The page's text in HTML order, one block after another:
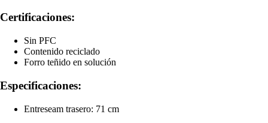
Certificaciones:
Sin PFC
Contenido reciclado
Forro teñido en solución
Especificaciones:
Entreseam trasero: 71 cm